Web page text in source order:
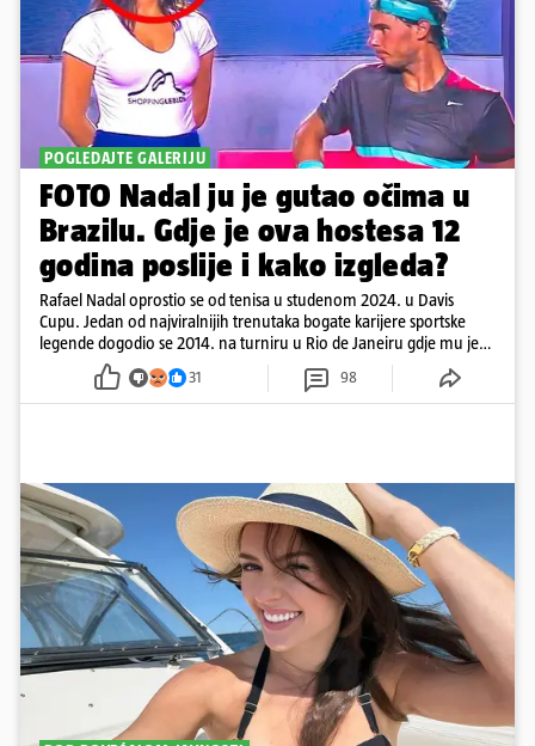
POGLEDAJTE GALERIJU
FOTO Nadal ju je gutao očima u
Brazilu. Gdje je ova hostesa 12
godina poslije i kako izgleda?
Rafael Nadal oprostio se od tenisa u studenom 2024. u Davis
Cupu. Jedan od najviralnijih trenutaka bogate karijere sportske
legende dogodio se 2014. na turniru u Rio de Janeiru gdje mu je
pažnju odvlačila ljepotica iza klupe
31 98